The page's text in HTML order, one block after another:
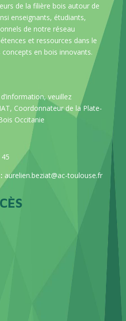
de la filière bois autour de
enseignants, étudiants,
de notre réseau
et ressources dans le
en bois innovants.
veuillez
Coordonnateur de la Plate-
Occitanie
aurelien.beziat@ac-toulouse.fr